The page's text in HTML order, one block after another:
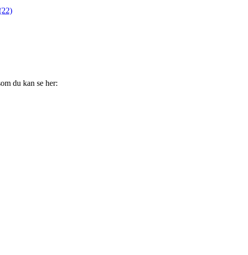
du kan se her: